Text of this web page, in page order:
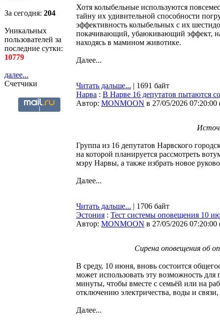
За сегодня: 204
Уникальных
пользователей за
последние сутки:
10779
далее...
Счетчики
Хотя колыбельные используются
тайну их удивительной способности
эффективность колыбельных с их
покачивающий, убаюкивающий эффект,
находясь в мамином животике.
Далее...
Читать дальше... | 1691 байт
Нарва : В Нарве 16 депутатов пытаются
Автор: MONMOON в 27/05/2026 07:20:00
Группа из 16 депутатов Нарвского
на которой планируется рассмотреть
мэру Нарвы, а также избрать новое
Далее...
Читать дальше... | 1706 байт
Эстония : Тест системы оповещения 10
Автор: MONMOON в 27/05/2026 07:20:00
Сирена оповещения об
В среду, 10 июня, вновь состоится
может использовать эту возможность
минуты, чтобы вместе с семьёй или на
отключению электричества, воды и
Далее...